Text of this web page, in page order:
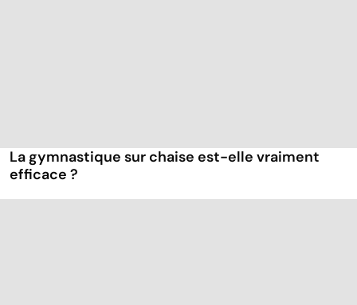
La gymnastique sur chaise est-elle vraiment
efficace ?